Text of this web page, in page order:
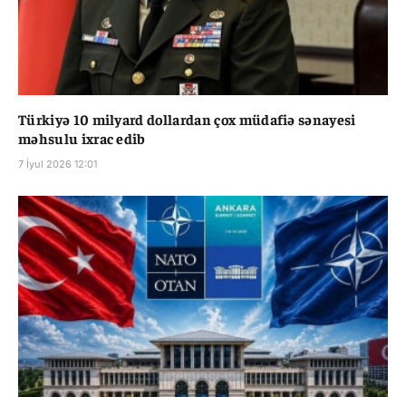
Türkiyə 10 milyard dollardan çox müdafiə sənayesi
məhsulu ixrac edib
7 İyul 2026 12:01